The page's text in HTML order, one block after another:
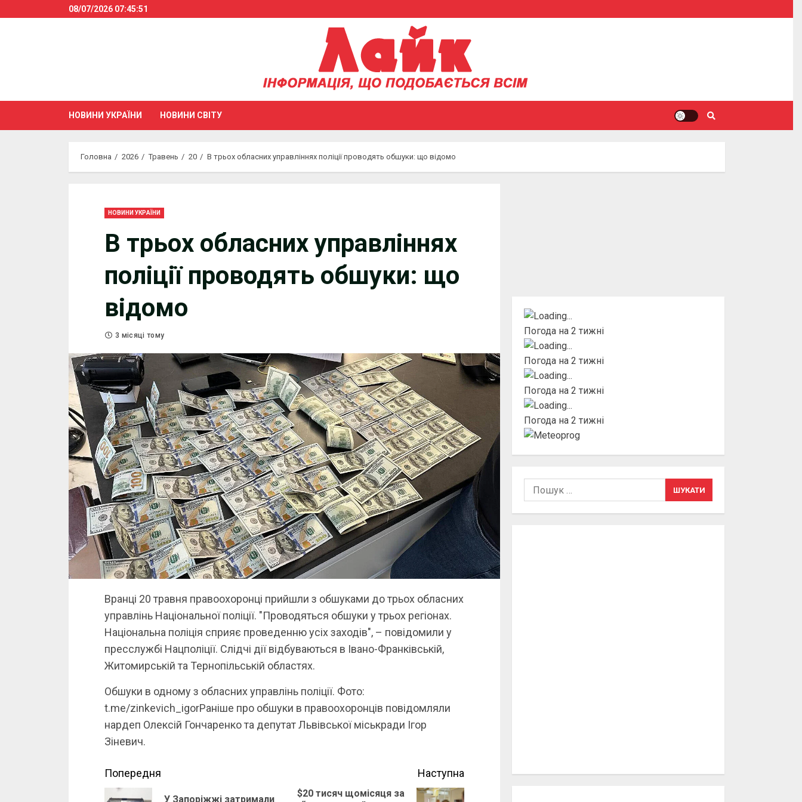
to
08/07/2026 07:45:51
НОВИНИ УКРАЇНИ НОВИНИ СВІТУ
Головна 2026 Травень 20 В трьох обласних управліннях поліції проводять обшуки: що відомо
НОВИНИ УКРАЇНИ
В трьох обласних управліннях
поліції проводять обшуки: що
відомо
3 місяці тому
Вранці 20 травня правоохоронці прийшли з обшуками до трьох обласних
управлінь Національної поліції. "Проводяться обшуки у трьох регіонах.
Національна поліція сприяє проведенню усіх заходів", – повідомили у
пресслужбі Нацполіції. Слідчі дії відбуваються в Івано-Франківській,
Житомирській та Тернопільській областях.
Обшуки в одному з обласних управлінь поліції. Фото:
t.me/zinkevich_igorРаніше про обшуки в правоохоронців повідомляли
нардеп Олексій Гончаренко та депутат Львівської міськради Ігор
Зіневич.
Continue
Попередня
У Запоріжжі затримали
Наступна
$20 тисяч щомісяця за
Погода на 2 тижні
Погода на 2 тижні
Погода на 2 тижні
Погода на 2 тижні
Пошук: